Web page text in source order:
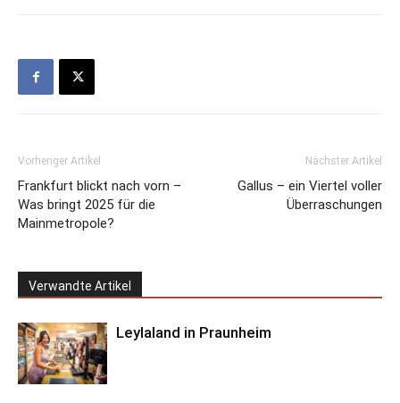
Vorheriger Artikel
Frankfurt blickt nach vorn –
Was bringt 2025 für die
Mainmetropole?
Nächster Artikel
Gallus – ein Viertel voller
Überraschungen
Verwandte Artikel
Leylaland in Praunheim